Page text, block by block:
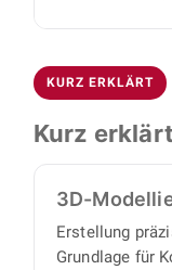
Ihnen einen
Abdeckungen.
Inventor
Simulationen
in Ihre
Funktion und
KURZ ERKLÄRT
Kurz
3D-
Erstellung
Grundlage für